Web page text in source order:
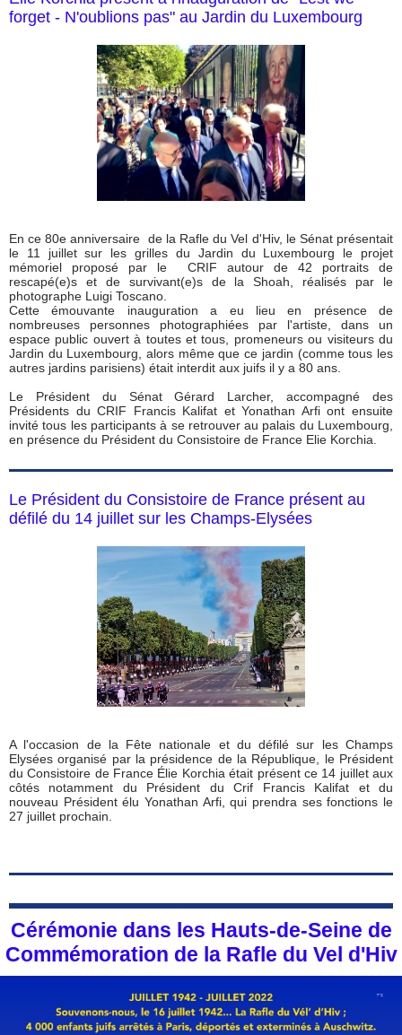
forget - N'oublions pas" au Jardin du Luxembourg
En ce 80e anniversaire de la Rafle du Vel d'Hiv, le Sénat présentait
le 11 juillet sur les grilles du Jardin du Luxembourg le projet
mémoriel proposé par le CRIF autour de 42 portraits de
rescapé(e)s et de survivant(e)s de la Shoah, réalisés par le
photographe Luigi Toscano.
Cette émouvante inauguration a eu lieu en présence de
nombreuses personnes photographiées par l'artiste, dans un
espace public ouvert à toutes et tous, promeneurs ou visiteurs du
Jardin du Luxembourg, alors même que ce jardin (comme tous les
autres jardins parisiens) était interdit aux juifs il y a 80 ans.
Le Président du Sénat Gérard Larcher, accompagné des
Présidents du CRIF Francis Kalifat et Yonathan Arfi ont ensuite
invité tous les participants à se retrouver au palais du Luxembourg,
en présence du Président du Consistoire de France Elie Korchia.
Le Président du Consistoire de France présent au
défilé du 14 juillet sur les Champs-Elysées
A l'occasion de la Fête nationale et du défilé sur les Champs
Elysées organisé par la présidence de la République, le Président
du Consistoire de France Élie Korchia était présent ce 14 juillet aux
côtés notamment du Président du Crif Francis Kalifat et du
nouveau Président élu Yonathan Arfi, qui prendra ses fonctions le
27 juillet prochain.
Cérémonie dans les Hauts-de-Seine de
Commémoration de la Rafle du Vel d'Hiv